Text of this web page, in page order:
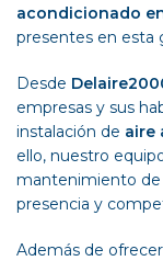
acondicionado
presentes en esta
Desde
empresas y sus
instalación de aire
ello, nuestro
mantenimiento de
presencia y
Además de